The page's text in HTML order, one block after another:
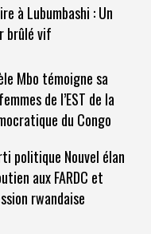
à Lubumbashi : Un
brûlé vif
Mbo témoigne sa
de l’EST de la
du Congo
politique Nouvel élan
aux FARDC et
rwandaise